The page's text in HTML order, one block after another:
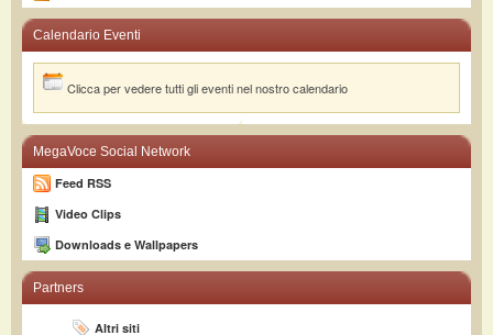
Calendario Eventi
Clicca per vedere tutti gli eventi nel nostro calendario
MegaVoce Social Network
Feed RSS
Video Clips
Downloads e Wallpapers
Partners
Altri siti